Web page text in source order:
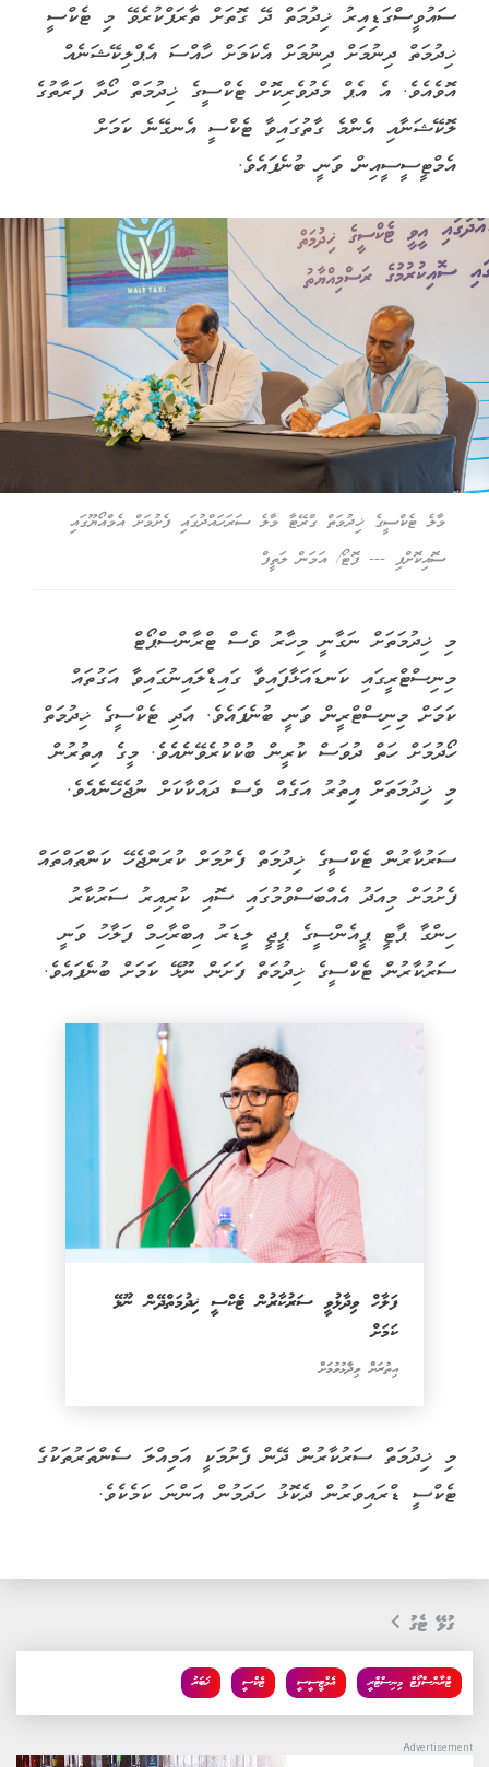
ސައުވީސްގަޑިއިރު ޚިދުމަތް ދޭ ގޮތަށް ތާރަފްކުރެވޭ މި ޓެކްސީ
ޚިދުމަތް ދިނުމަށް ދިނުމަށް އެކަމަށް ހާއްސަ އެޕްލިކޭޝަނެއް
އޮވެއެވެ. އެ އެޕް މެދުވެރިކޮށް ޓެކްސީގެ ޚިދުމަތް ހޯދާ ފަރާތުގެ
ލޮކޭޝަނާއި އެންމެ ގާތުގައިވާ ޓެކްސީ އެނގޭނެ ކަމަށް
އެމްޓީސީސީއިން ވަނީ ބުނެފައެވެ.
މާލެ ޓެކްސީގެ ޚިދުމަތް ގްރޭޓާ މާލެ ސަރަހައްދުގައި ފެށުމަށް އެމްއޯޔޫގައި
ސޮއިކޮށްފި --- ފޮޓޯ/ އަމަން ލަތީފް
މި ޚިދުމަތަށް ނަގާނީ މިހާރު ވެސް ޓްރާންސްޕޯޓް
މިނިސްޓްރީގައި ކަނޑައަޅާފައިވާ ގައިޑްލައިނުގައިވާ އަގުތައް
ކަމަށް މިނިސްޓްރީން ވަނީ ބުނެފައެވެ. އަދި ޓެކްސީގެ ޚިދުމަތް
ހޯދުމަށް ހަތް ދުވަސް ކުރީން ބުކްކުރެވޭނެއެވެ. މީގެ އިތުރުން
މި ޚިދުމަތަށް އިތުރު އަގެއް ވެސް ދައްކާކަށް ނުޖެހޭނެއެވެ.
ސަރުކާރުން ޓެކްސީގެ ޚިދުމަތް ފެށުމަށް ކުރަންޖެހޭ ކަންތައްތައް
ފެށުމަށް މިއަދު އެއްބަސްވުމުގައި ސޮއި ކުރިއިރު ސަރުކާރު
ހިންގާ ޕާޓީ ޕީއެންސީގެ ޕީޖީ ލީޑަރު އިބްރާހިމް ފަލާހު ވަނީ
ސަރުކާރުން ޓެކްސީގެ ޚިދުމަތް ފަށަން ނޫޅޭ ކަމަށް ބުނެފައެވެ.
ފަލާހް ވިދާޅުވީ ސަރުކާރުން ޓެކްސީ ޚިދުމަތްދޭން ނޫޅޭ
ކަމަށް
އިތުރަށް ވިދާޅުވުމަށް
މި ޚިދުމަތް ސަރުކާރުން ދޭން ފެށުމަކީ އަމިއްލަ ސެންތަރުތަކުގެ
ޓެކްސީ ޑްރައިވަރުން ދެކޮޅު ހަދަމުން އަންނަ ކަމެކެވެ.
ގުޅޭ ޓެގު
ޚަބަރު ޓެކްސީ އެމްޓީސީސީ ޓްރާންސްޕޯޓް މިނިސްޓްރީ